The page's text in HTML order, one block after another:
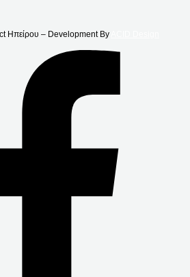
Ηπείρου – Development By